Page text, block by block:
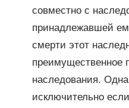
совместно с
принадлежавшей
смерти этот
преимущественное
наследования.
исключительно